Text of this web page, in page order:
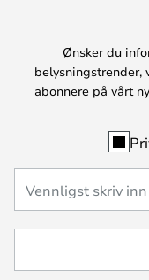
Ønsker du
belysningstrender,
abonnere på vårt